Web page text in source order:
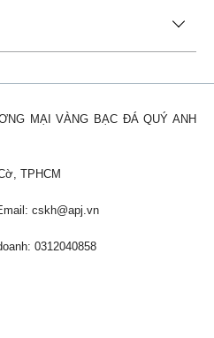
MẠI VÀNG BẠC ĐÁ QUÝ ANH
TPHCM
cskh@apj.vn
0312040858